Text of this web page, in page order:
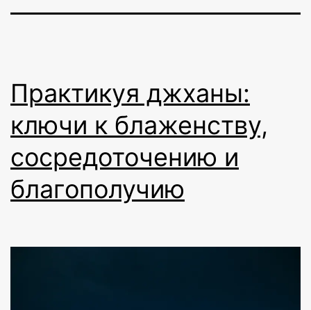
Практикуя джханы:
ключи к блаженству,
сосредоточению и
благополучию